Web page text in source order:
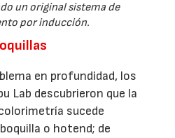
un original sistema de
por inducción.
en profundidad, los
Lab descubrieron que la
sucede
o hotend; de